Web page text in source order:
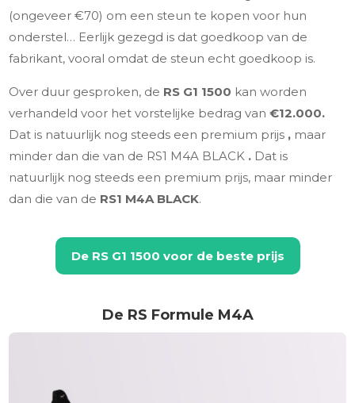
(ongeveer €70) om een steun te kopen voor hun
onderstel… Eerlijk gezegd is dat goedkoop van de
fabrikant, vooral omdat de steun echt goedkoop is.
Over duur gesproken, de RS G1 1500 kan worden
verhandeld voor het vorstelijke bedrag van€12.000.
Dat is natuurlijk nog steeds een premium prijs , maar
minder dan die van de RS1 M4A BLACK . Dat is
natuurlijk nog steeds een premium prijs, maar minder
dan die van de RS1 M4A BLACK.
De RS G1 1500 voor de beste prijs
De RS Formule M4A